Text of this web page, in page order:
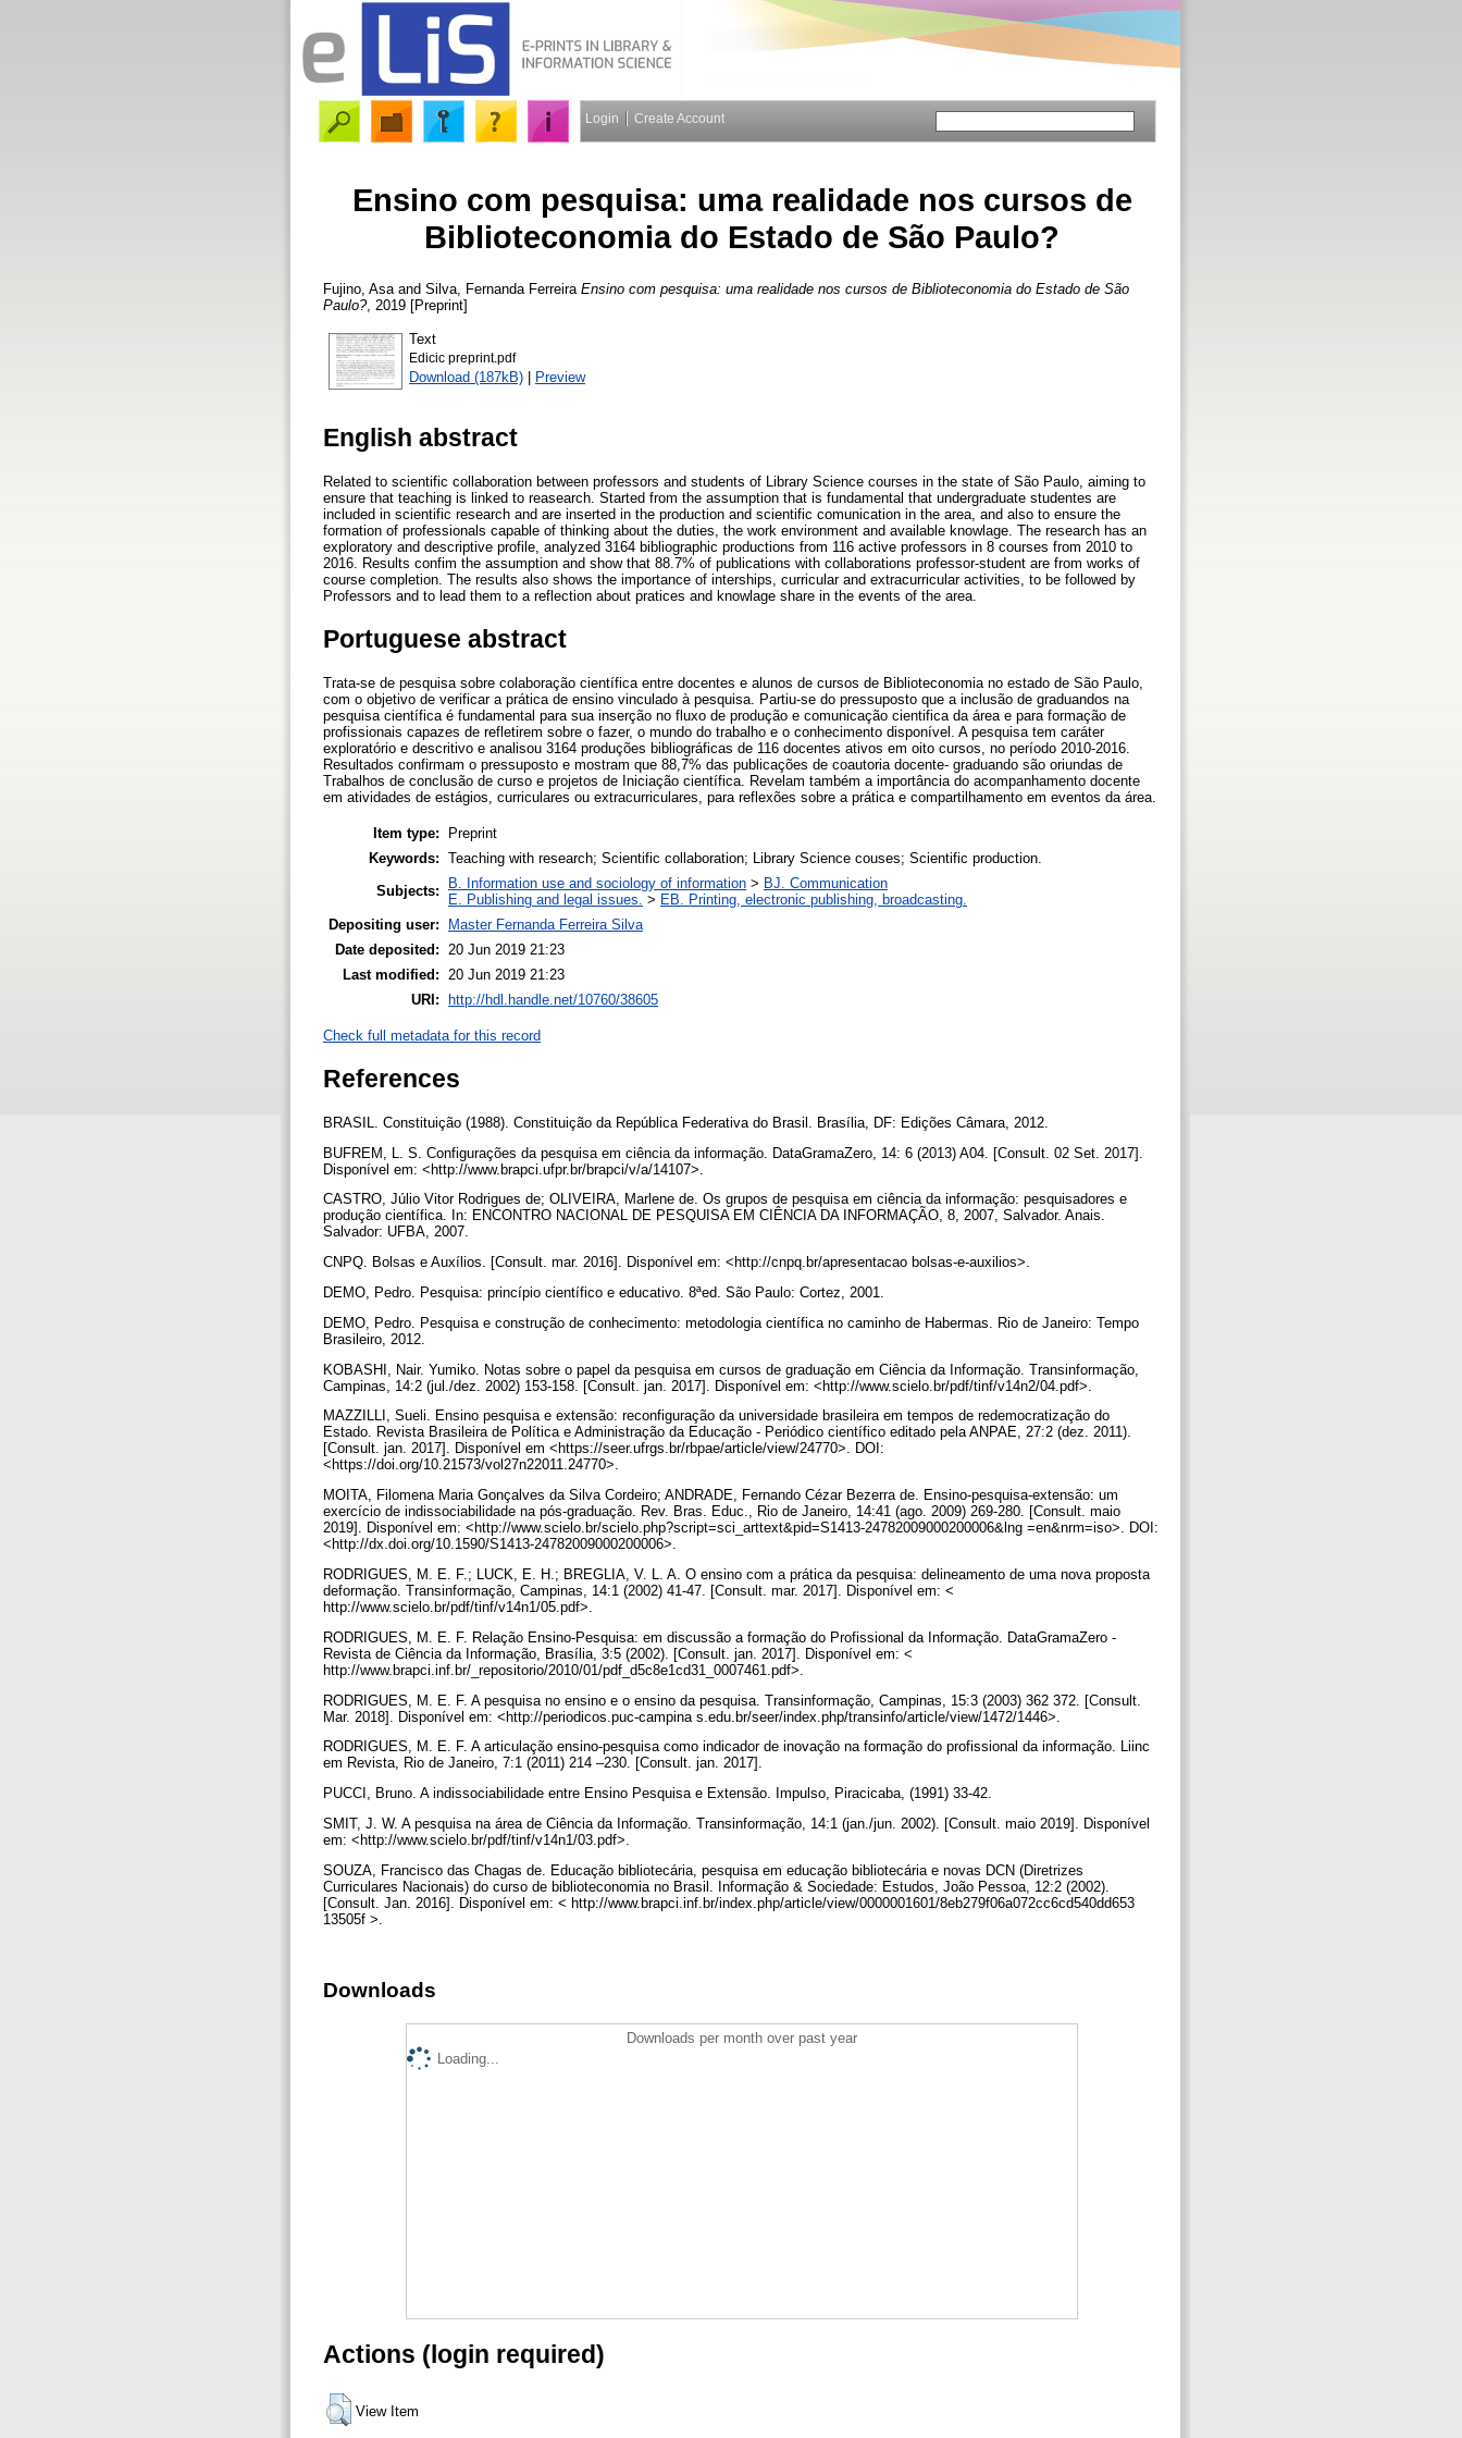
Login Create Account
Ensino com pesquisa: uma realidade nos cursos de
Biblioteconomia do Estado de São Paulo?
Fujino, Asa and Silva, Fernanda Ferreira Ensino com pesquisa: uma realidade nos cursos de Biblioteconomia do Estado de São
Paulo?, 2019 [Preprint]
Text
Edicic preprint.pdf
Download (187kB) | Preview
English abstract
Related to scientific collaboration between professors and students of Library Science courses in the state of São Paulo, aiming to
ensure that teaching is linked to reasearch. Started from the assumption that is fundamental that undergraduate studentes are
included in scientific research and are inserted in the production and scientific comunication in the area, and also to ensure the
formation of professionals capable of thinking about the duties, the work environment and available knowlage. The research has an
exploratory and descriptive profile, analyzed 3164 bibliographic productions from 116 active professors in 8 courses from 2010 to
2016. Results confim the assumption and show that 88.7% of publications with collaborations professor-student are from works of
course completion. The results also shows the importance of interships, curricular and extracurricular activities, to be followed by
Professors and to lead them to a reflection about pratices and knowlage share in the events of the area.
Portuguese abstract
Trata-se de pesquisa sobre colaboração científica entre docentes e alunos de cursos de Biblioteconomia no estado de São Paulo,
com o objetivo de verificar a prática de ensino vinculado à pesquisa. Partiu-se do pressuposto que a inclusão de graduandos na
pesquisa científica é fundamental para sua inserção no fluxo de produção e comunicação cientifica da área e para formação de
profissionais capazes de refletirem sobre o fazer, o mundo do trabalho e o conhecimento disponível. A pesquisa tem caráter
exploratório e descritivo e analisou 3164 produções bibliográficas de 116 docentes ativos em oito cursos, no período 2010-2016.
Resultados confirmam o pressuposto e mostram que 88,7% das publicações de coautoria docente- graduando são oriundas de
Trabalhos de conclusão de curso e projetos de Iniciação científica. Revelam também a importância do acompanhamento docente
em atividades de estágios, curriculares ou extracurriculares, para reflexões sobre a prática e compartilhamento em eventos da área.
Item type:
Preprint
Keywords: Teaching with research; Scientific collaboration; Library Science couses; Scientific production.
Subjects:
B. Information use and sociology of information > BJ. Communication
E. Publishing and legal issues. > EB. Printing, electronic publishing, broadcasting.
Depositing user:
Master Fernanda Ferreira Silva
Date deposited:
20 Jun 2019 21:23
Last modified:
20 Jun 2019 21:23
URI:
http://hdl.handle.net/10760/38605
Check full metadata for this record
References
BRASIL. Constituição (1988). Constituição da República Federativa do Brasil. Brasília, DF: Edições Câmara, 2012.
BUFREM, L. S. Configurações da pesquisa em ciência da informação. DataGramaZero, 14: 6 (2013) A04. [Consult. 02 Set. 2017].
Disponível em: <http://www.brapci.ufpr.br/brapci/v/a/14107>.
CASTRO, Júlio Vitor Rodrigues de; OLIVEIRA, Marlene de. Os grupos de pesquisa em ciência da informação: pesquisadores e
produção científica. In: ENCONTRO NACIONAL DE PESQUISA EM CIÊNCIA DA INFORMAÇÃO, 8, 2007, Salvador. Anais.
Salvador: UFBA, 2007.
CNPQ. Bolsas e Auxílios. [Consult. mar. 2016]. Disponível em: <http://cnpq.br/apresentacao bolsas-e-auxilios>.
DEMO, Pedro. Pesquisa: princípio científico e educativo. 8ªed. São Paulo: Cortez, 2001.
DEMO, Pedro. Pesquisa e construção de conhecimento: metodologia científica no caminho de Habermas. Rio de Janeiro: Tempo
Brasileiro, 2012.
KOBASHI, Nair. Yumiko. Notas sobre o papel da pesquisa em cursos de graduação em Ciência da Informação. Transinformação,
Campinas, 14:2 (jul./dez. 2002) 153-158. [Consult. jan. 2017]. Disponível em: <http://www.scielo.br/pdf/tinf/v14n2/04.pdf>.
MAZZILLI, Sueli. Ensino pesquisa e extensão: reconfiguração da universidade brasileira em tempos de redemocratização do
Estado. Revista Brasileira de Política e Administração da Educação - Periódico científico editado pela ANPAE, 27:2 (dez. 2011).
[Consult. jan. 2017]. Disponível em <https://seer.ufrgs.br/rbpae/article/view/24770>. DOI:
<https://doi.org/10.21573/vol27n22011.24770>.
MOITA, Filomena Maria Gonçalves da Silva Cordeiro; ANDRADE, Fernando Cézar Bezerra de. Ensino-pesquisa-extensão: um
exercício de indissociabilidade na pós-graduação. Rev. Bras. Educ., Rio de Janeiro, 14:41 (ago. 2009) 269-280. [Consult. maio
2019]. Disponível em: <http://www.scielo.br/scielo.php?script=sci_arttext&pid=S1413-24782009000200006&lng =en&nrm=iso>. DOI:
<http://dx.doi.org/10.1590/S1413-24782009000200006>.
RODRIGUES, M. E. F.; LUCK, E. H.; BREGLIA, V. L. A. O ensino com a prática da pesquisa: delineamento de uma nova proposta
deformação. Transinformação, Campinas, 14:1 (2002) 41-47. [Consult. mar. 2017]. Disponível em: <
http://www.scielo.br/pdf/tinf/v14n1/05.pdf>.
RODRIGUES, M. E. F. Relação Ensino-Pesquisa: em discussão a formação do Profissional da Informação. DataGramaZero -
Revista de Ciência da Informação, Brasília, 3:5 (2002). [Consult. jan. 2017]. Disponível em: <
http://www.brapci.inf.br/_repositorio/2010/01/pdf_d5c8e1cd31_0007461.pdf>.
RODRIGUES, M. E. F. A pesquisa no ensino e o ensino da pesquisa. Transinformação, Campinas, 15:3 (2003) 362 372. [Consult.
Mar. 2018]. Disponível em: <http://periodicos.puc-campina s.edu.br/seer/index.php/transinfo/article/view/1472/1446>.
RODRIGUES, M. E. F. A articulação ensino-pesquisa como indicador de inovação na formação do profissional da informação. Liinc
em Revista, Rio de Janeiro, 7:1 (2011) 214 –230. [Consult. jan. 2017].
PUCCI, Bruno. A indissociabilidade entre Ensino Pesquisa e Extensão. Impulso, Piracicaba, (1991) 33‑42.
SMIT, J. W. A pesquisa na área de Ciência da Informação. Transinformação, 14:1 (jan./jun. 2002). [Consult. maio 2019]. Disponível
em: <http://www.scielo.br/pdf/tinf/v14n1/03.pdf>.
SOUZA, Francisco das Chagas de. Educação bibliotecária, pesquisa em educação bibliotecária e novas DCN (Diretrizes
Curriculares Nacionais) do curso de biblioteconomia no Brasil. Informação & Sociedade: Estudos, João Pessoa, 12:2 (2002).
[Consult. Jan. 2016]. Disponível em: < http://www.brapci.inf.br/index.php/article/view/0000001601/8eb279f06a072cc6cd540dd653
13505f >.
Downloads
Downloads per month over past year
Loading...
Actions (login required)
View Item